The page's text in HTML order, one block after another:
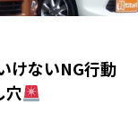
けないNG行動
穴